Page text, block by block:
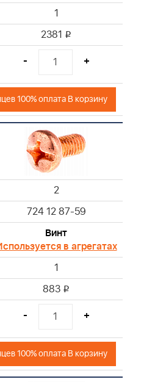
1
2381 i
- +
100% оплата В корзину
2
724 12 87-59
Винт
в агрегатах
1
883 i
- +
100% оплата В корзину